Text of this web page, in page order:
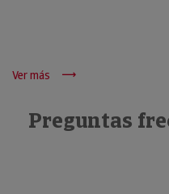
Ver más
Preguntas